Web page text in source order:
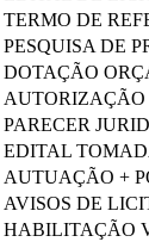
TERMO DE
PESQUISA DE
DOTAÇÃO
AUTORIZAÇÃO
PARECER
EDITAL
AUTUAÇÃO +
AVISOS DE
HABILITAÇÃO